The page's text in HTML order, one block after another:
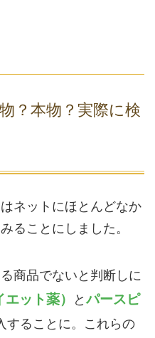
？本物？実際に検
ネットにほとんどなか
ることにしました。
商品でないと判断しに
ット薬） とパースピ
することに。これらの